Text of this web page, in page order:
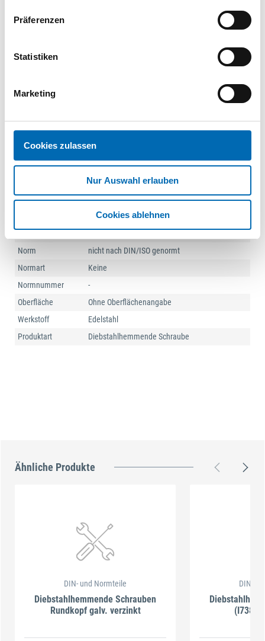
Präferenzen
Statistiken
Marketing
Cookies zulassen
Nur Auswahl erlauben
Cookies ablehnen
Diebstahlhem.Schrauben
BFT078009
VPE 100
1 2 ... 5
Norm
nicht nach DIN/ISO genormt
Normart
Keine
Normnummer
-
Oberfläche
Ohne Oberflächenangabe
Werkstoff
Edelstahl
Produktart
Diebstahlhemmende Schraube
Ähnliche Produkte
DIN- und Normteile
Diebstahlhemmende Schrauben
Rundkopf galv. verzinkt
DIN-
(I7380)